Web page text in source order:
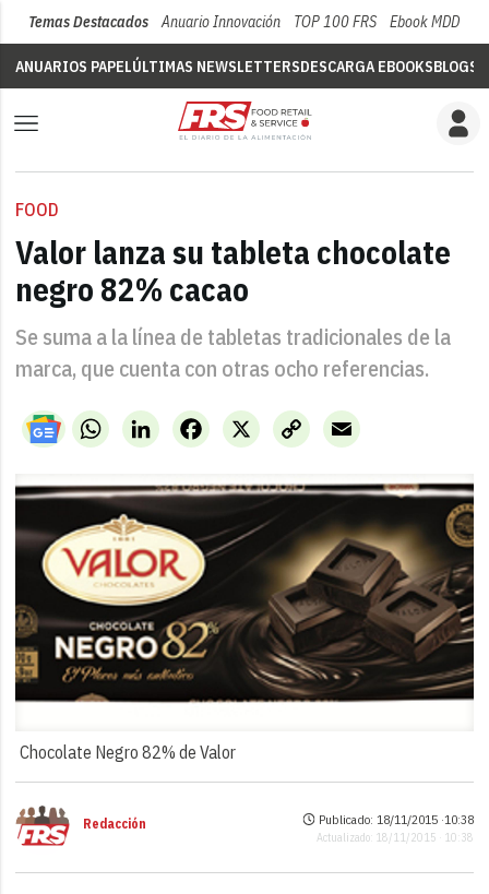
Temas Destacados Anuario Innovación TOP 100 FRS Ebook MDD
ANUARIOS PAPELÚLTIMAS NEWSLETTERSDESCARGA EBOOKSBLOGS
FOOD
Valor lanza su tableta chocolate
negro 82% cacao
Se suma a la línea de tabletas tradicionales de la
marca, que cuenta con otras ocho referencias.
WhatsAppLinkedIn X
Facebook
Copy
Link
Email
Chocolate Negro 82% de Valor
Redacción Publicado: 18/11/2015 ·10:38
Actualizado: 18/11/2015 · 10:38